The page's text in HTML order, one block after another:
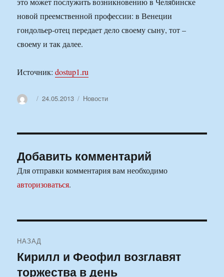
новой преемственной профессии: в Венеции
гондольер-отец передает дело своему сыну, тот –
своему и так далее.
Источник:dostup1.ru
АвторОпубликовано
24.05.2013 Рубрики
Новости
Добавить комментарий
Для отправки комментария вам необходимо
авторизоваться.
по
записям
НАЗАД
Предыдущая
запись:
Кирилл и Феофил возглавят
торжества в день